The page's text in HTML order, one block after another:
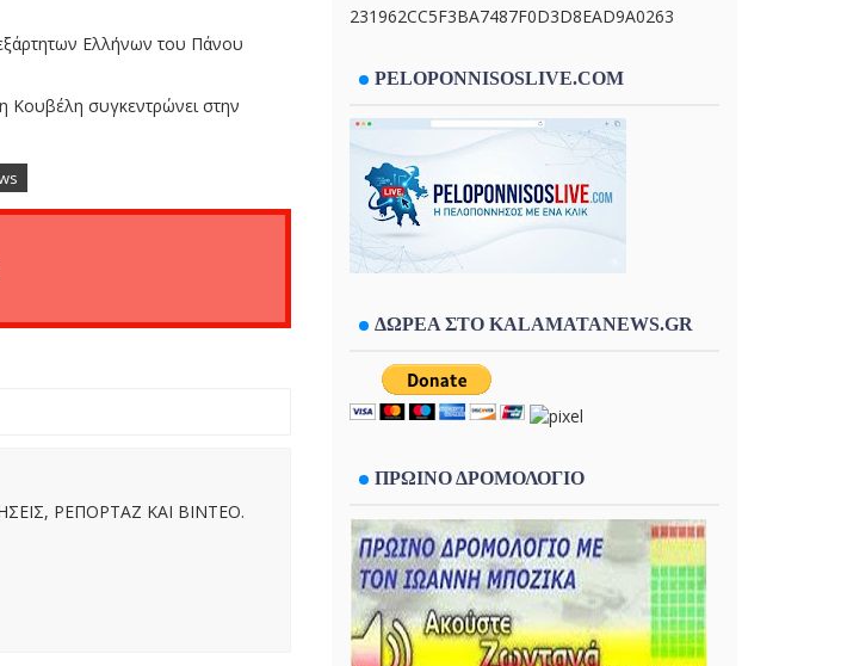
Ελλήνων του Πάνου
συγκεντρώνει στην
ΡΕΠΟΡΤΑΖ ΚΑΙ ΒΙΝΤΕΟ.
231962CC5F3BA7487F0D3D8EAD9A0263
PELOPONNISOSLIVE.COM
ΔΩΡΕΑ ΣΤΟ KALAMATANEWS.GR
ΠΡΩΙΝΟ ΔΡΟΜΟΛΟΓΙΟ